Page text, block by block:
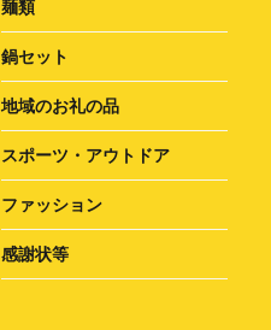
麺類
鍋セット
地域のお礼の品
スポーツ・アウトドア
ファッション
感謝状等